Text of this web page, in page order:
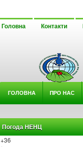
Головна Контакти
ГОЛОВНА ΠРО НАС
Погода НЕНЦ
+36